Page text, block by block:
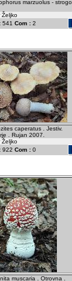
marzuolus - strogo
Željko
541 Com : 2
caperatus . Jestiv.
. Rujan 2007.
Željko
922 Com : 0
muscaria . Otrovna .